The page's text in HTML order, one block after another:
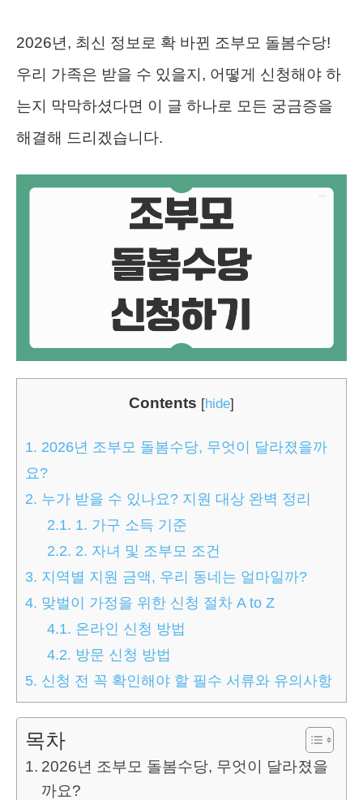
2026년, 최신 정보로 확 바뀐 조부모 돌봄수당!
우리 가족은 받을 수 있을지, 어떻게 신청해야 하
는지 막막하셨다면 이 글 하나로 모든 궁금증을
해결해 드리겠습니다.
Contents [hide]
1. 2026년 조부모 돌봄수당, 무엇이 달라졌을까
요?
2. 누가 받을 수 있나요? 지원 대상 완벽 정리
2.1. 1. 가구 소득 기준
2.2. 2. 자녀 및 조부모 조건
3. 지역별 지원 금액, 우리 동네는 얼마일까?
4. 맞벌이 가정을 위한 신청 절차 A to Z
4.1. 온라인 신청 방법
4.2. 방문 신청 방법
5. 신청 전 꼭 확인해야 할 필수 서류와 유의사항
목차
2026년 조부모 돌봄수당, 무엇이 달라졌을
까요?